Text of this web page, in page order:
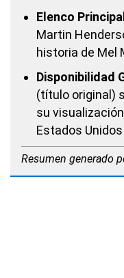
Elenco
Martin
historia de Mel
Disponibilidad
(título original)
su
Estados
Resumen generado